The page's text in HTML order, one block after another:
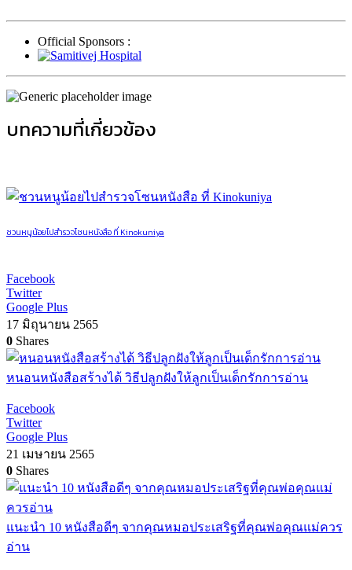
Official Sponsors :
บทความที่เกี่ยวข้อง
ชวนหนูน้อยไปสำรวจโซนหนังสือ ที่ Kinokuniya
Facebook
Twitter
Google Plus
17 มิถุนายน 2565
0 Shares
หนอนหนังสือสร้างได้ วิธีปลูกฝังให้ลูกเป็นเด็กรักการอ่าน
Facebook
Twitter
Google Plus
21 เมษายน 2565
0 Shares
แนะนำ 10 หนังสือดีๆ จากคุณหมอประเสริฐที่คุณพ่อคุณแม่ควร
อ่าน